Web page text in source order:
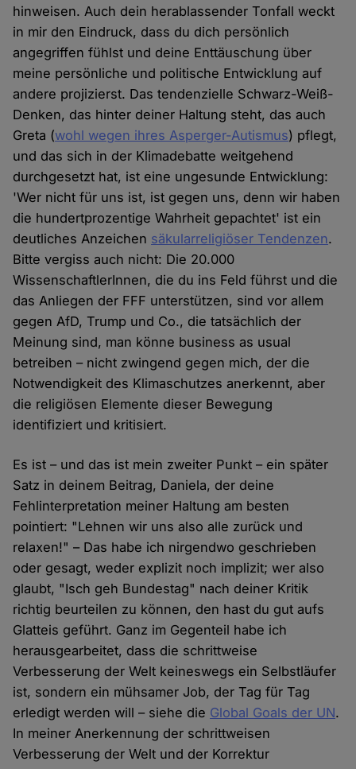
hinweisen. Auch dein herablassender Tonfall weckt
in mir den Eindruck, dass du dich persönlich
angegriffen fühlst und deine Enttäuschung über
meine persönliche und politische Entwicklung auf
andere projizierst. Das tendenzielle Schwarz-Weiß-
Denken, das hinter deiner Haltung steht, das auch
Greta (wohl wegen ihres Asperger-Autismus) pflegt,
und das sich in der Klimadebatte weitgehend
durchgesetzt hat, ist eine ungesunde Entwicklung:
'Wer nicht für uns ist, ist gegen uns, denn wir haben
die hundertprozentige Wahrheit gepachtet' ist ein
deutliches Anzeichen säkularreligiöser Tendenzen.
Bitte vergiss auch nicht: Die 20.000
WissenschaftlerInnen, die du ins Feld führst und die
das Anliegen der FFF unterstützen, sind vor allem
gegen AfD, Trump und Co., die tatsächlich der
Meinung sind, man könne business as usual
betreiben – nicht zwingend gegen mich, der die
Notwendigkeit des Klimaschutzes anerkennt, aber
die religiösen Elemente dieser Bewegung
identifiziert und kritisiert.
Es ist – und das ist mein zweiter Punkt – ein später
Satz in deinem Beitrag, Daniela, der deine
Fehlinterpretation meiner Haltung am besten
pointiert: "Lehnen wir uns also alle zurück und
relaxen!" – Das habe ich nirgendwo geschrieben
oder gesagt, weder explizit noch implizit; wer also
glaubt, "Isch geh Bundestag" nach deiner Kritik
richtig beurteilen zu können, den hast du gut aufs
Glatteis geführt. Ganz im Gegenteil habe ich
herausgearbeitet, dass die schrittweise
Verbesserung der Welt keineswegs ein Selbstläufer
ist, sondern ein mühsamer Job, der Tag für Tag
erledigt werden will – siehe die Global Goals der UN.
In meiner Anerkennung der schrittweisen
Verbesserung der Welt und der Korrektur